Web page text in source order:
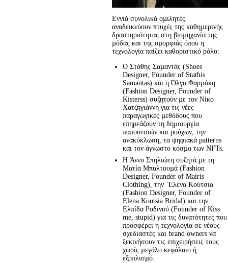
Εννιά συνολικά οµιλητές
αναδεικνύουν πτυχές της καθηµερινής
δραστηριότητας στη βιοµηχανία της
µόδας και της οµορφιάς όπου η
τεχνολογία παίζει καθοριστικό ρόλο:
O Στάθης Σαµαντάς (Shoes
Designer, Founder of Stathis
Samantas) και η Όλγα Φαρµάκη
(Fashion Designer, Founder of
Kisterss) συζητούν µε τον Νίκο
Χατζηγιάννη για τις νέες
παραγωγικές µεθόδους που
επηρεάζουν τη δηµιουργία
παπουτσιών και ρούχων, την
ανακύκλωση, τα ψηφιακά patterns
και τον άγνωστο κόσµο των NFTs.
H Άννυ Σπηλιώτη συζητά µε τη
Ματία Μπαλτουµά (Fashion
Designer, Founder of Mairis
Clothing), την Έλενα Κούτσια
(Fashion Designer, Founder of
Elena Koutsia Bridal) και την
Ελπίδα Ροδινού (Founder of Kiss
me, stupid) για τις δυνατότητες που
προσφέρει η τεχνολογία σε νέους
σχεδιαστές και brand owners να
ξεκινήσουν τις επιχειρήσεις τους
χωρίς µεγάλο κεφάλαιο ή
εξοπλισµό.